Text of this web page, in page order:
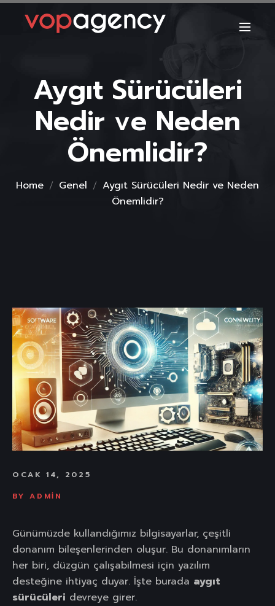
Aygıt Sürücüleri
Nedir ve Neden
Önemlidir?
Home Genel
Aygıt Sürücüleri Nedir ve Neden
Önemlidir?
OCAK 14, 2025
BY ADMIN
Günümüzde kullandığımız bilgisayarlar, çeşitli
donanım bileşenlerinden oluşur. Bu donanımların
her biri, düzgün çalışabilmesi için yazılım
desteğine ihtiyaç duyar. İşte burada aygıt
sürücüleri devreye girer.